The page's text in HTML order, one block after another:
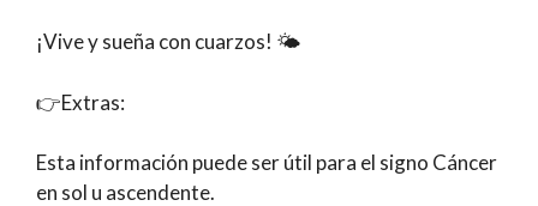
¡Vive y sueña con cuarzos! 🌤️
👉Extras:
Esta información puede ser útil para el signo Cáncer
en sol u ascendente.